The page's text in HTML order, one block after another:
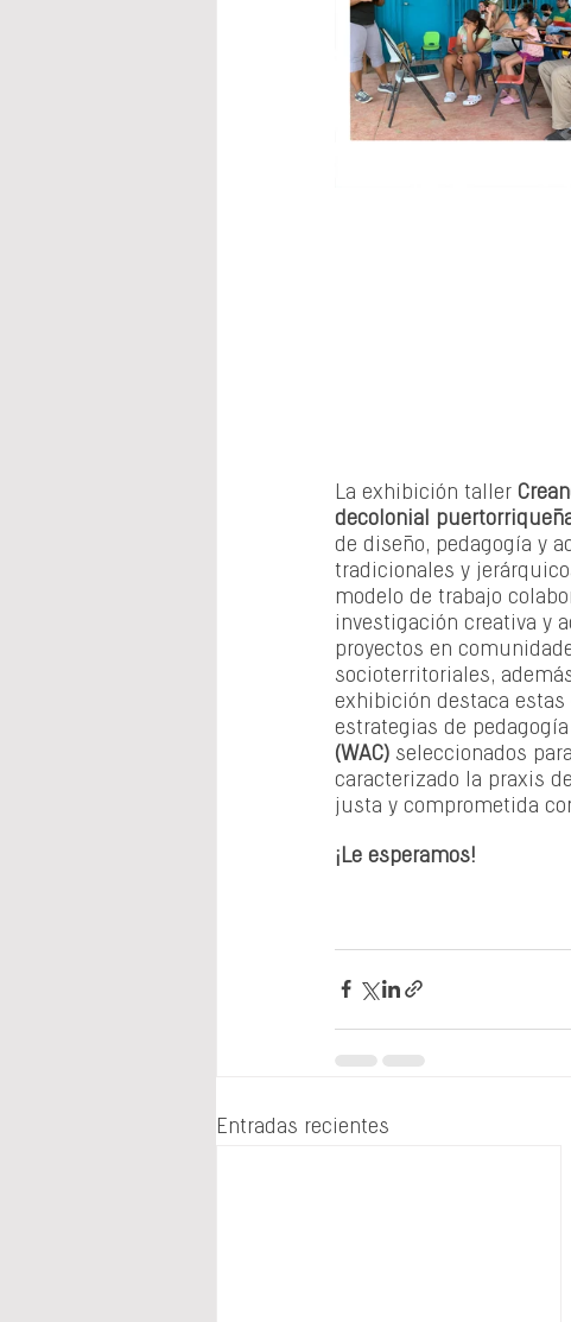
La exhibición taller
decolonial
de diseño, pedagogía y
tradicionales y
modelo de trabajo
investigación creativa y
proyectos en
socioterritoriales,
exhibición destaca
estrategias de
(WAC) seleccionados
caracterizado la praxis
justa y comprometida
¡Le esperamos!
Entradas recientes